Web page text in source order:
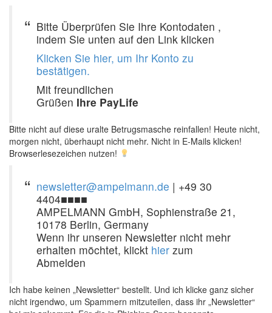
Bitte Überprüfen Sie Ihre Kontodaten ,
indem Sie unten auf den Link klicken
Klicken Sie hier, um Ihr Konto zu
bestätigen.
Mit freundlichen
Grüßen Ihre PayLife
Bitte nicht auf diese uralte Betrugsmasche reinfallen! Heute nicht,
morgen nicht, überhaupt nicht mehr. Nicht in E-Mails klicken!
Browserlesezeichen nutzen!
newsletter@ampelmann.de | +49 30
4404■■■■
AMPELMANN GmbH, Sophienstraße 21,
10178 Berlin, Germany
Wenn ihr unseren Newsletter nicht mehr
erhalten möchtet, klickt hier zum
Abmelden
Ich habe keinen „Newsletter“ bestellt. Und ich klicke ganz sicher
nicht irgendwo, um Spammern mitzuteilen, dass ihr „Newsletter“